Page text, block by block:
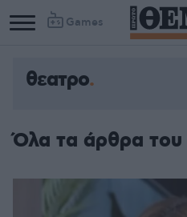
Games
θεατρο
Όλα τα άρθρα